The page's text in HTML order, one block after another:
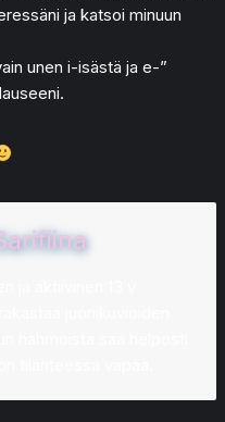
ja katsoi minuun
unen i-isästä ja e-”